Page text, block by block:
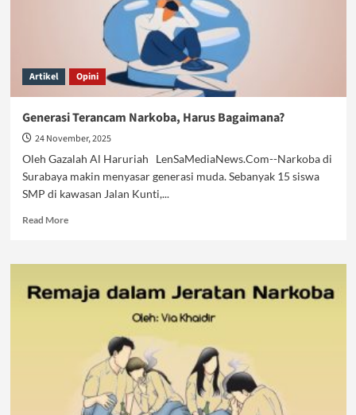
Artikel Opini
Generasi Terancam Narkoba, Harus Bagaimana?
24 November, 2025
Oleh Gazalah Al Haruriah LenSaMediaNews.Com--Narkoba di
Surabaya makin menyasar generasi muda. Sebanyak 15 siswa
SMP di kawasan Jalan Kunti,...
Read MoreRead
Generasi
Narkoba,